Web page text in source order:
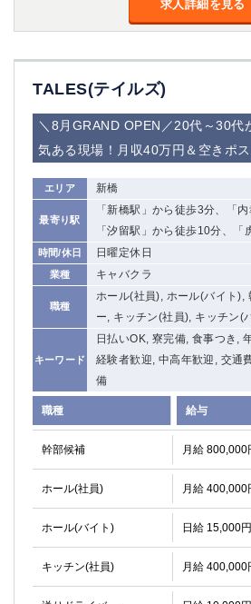
求人詳細を見る
TALES(テイルズ)
＼8月GRAND OPEN／20代～30
気ある現場！月収40万円＆空きポ
エリア 新橋
最寄り駅
「新橋駅」から徒歩3分、「
「汐留駅」から徒歩10分、
時間/休日 日曜定休日
業種 キャバクラ
職種
ホール(社員), ホール(バイト),
ー, キッチン(社員), キッチン(
キーワード
日払いOK, 寮完備, 食事つき,
経験者歓迎, 中高年歓迎, 交通
備
職種 給与
幹部候補 月給 800,000
ホール(社員) 月給 400,000
ホール(バイト) 日給 15,000
キッチン(社員) 月給 400,000